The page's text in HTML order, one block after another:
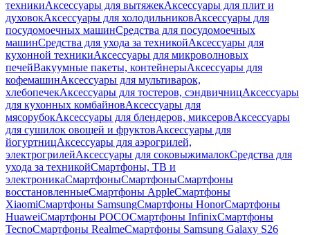
техникиАксессуары для вытяжекАксессуары для плит и
духовокАксессуары для холодильниковАксессуары для
посудомоечных машинСредства для посудомоечных
машинСредства для ухода за техникойАксессуары для
кухонной техникиАксессуары для микроволновых
печейВакуумные пакеты, контейнерыАксессуары для
кофемашинАксессуары для мультиварок,
хлебопечекАксессуары для тостеров, сэндвичницАксессуары
для кухонных комбайновАксессуары для
мясорубокАксессуары для блендеров, миксеровАксессуары
для сушилок овощей и фруктовАксессуары для
йогуртницАксессуары для аэрогрилей,
электрогрилейАксессуары для соковыжималокСредства для
ухода за техникойСмартфоны, ТВ и
электроникаСмартфоныСмартфоныСмартфоны
восстановленныеСмартфоны AppleСмартфоны
XiaomiСмартфоны SamsungСмартфоны HonorСмартфоны
HuaweiСмартфоны POCOСмартфоны InfinixСмартфоны
TecnoСмартфоны RealmeСмартфоны Samsung Galaxy S26